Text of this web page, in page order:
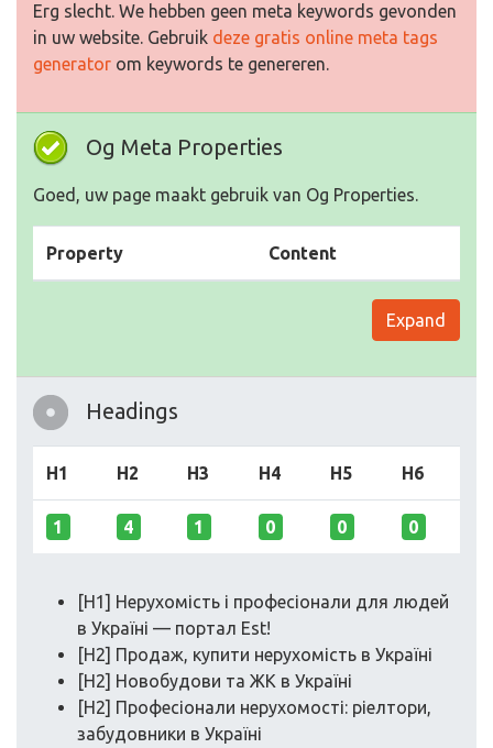
Erg slecht. We hebben geen meta keywords gevonden
in uw website. Gebruik deze gratis online meta tags
generator om keywords te genereren.
Og Meta Properties
Goed, uw page maakt gebruik van Og Properties.
Property Content
Expand
Headings
H1 H2 H3 H4 H5 H6
1 4 1 0 0 0
[H1] Нерухомість і професіонали для людей
в Україні — портал Est!
[H2] Продаж, купити нерухомість в Україні
[H2] Новобудови та ЖК в Україні
[H2] Професіонали нерухомості: ріелтори,
забудовники в Україні